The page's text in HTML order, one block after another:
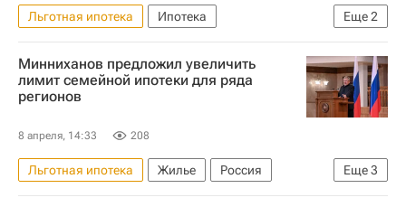
Еще2
Льготная ипотека
Ипотека
Марат Хуснуллин
Жилье
Минниханов предложил увеличить
лимит семейной ипотеки для ряда
регионов
8 апреля, 14:33 208
Еще3
Льготная ипотека Жилье
Россия
Рустам Минниханов
Цены Ипотека